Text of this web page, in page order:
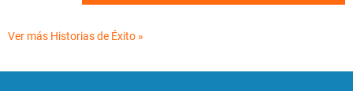
Ver más Historias de Éxito »